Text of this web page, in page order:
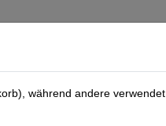
während andere verwendet